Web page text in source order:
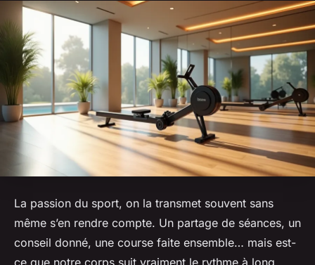
La passion du sport, on la transmet souvent sans
même s’en rendre compte. Un partage de séances, un
conseil donné, une course faite ensemble… mais est-